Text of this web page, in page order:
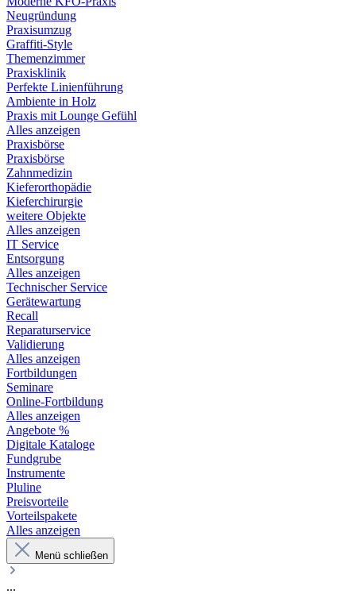
Neugründung
Praxisumzug
Graffiti-Style
Themenzimmer
Praxisklinik
Perfekte Linienführung
Ambiente in Holz
Praxis mit Lounge Gefühl
Alles anzeigen
Praxisbörse
Praxisbörse
Zahnmedizin
Kieferorthopädie
Kieferchirurgie
weitere Objekte
Alles anzeigen
IT Service
Entsorgung
Alles anzeigen
Technischer Service
Gerätewartung
Recall
Reparaturservice
Validierung
Alles anzeigen
Fortbildungen
Seminare
Online-Fortbildung
Alles anzeigen
Angebote %
Digitale Kataloge
Fundgrube
Instrumente
Pluline
Preisvorteile
Vorteilspakete
Alles anzeigen
Menü schließen
...